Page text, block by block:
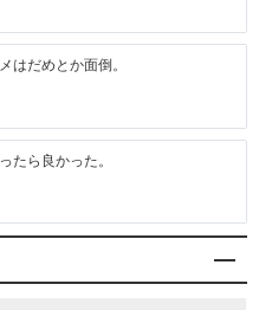
はだめとか面倒。
たら良かった。